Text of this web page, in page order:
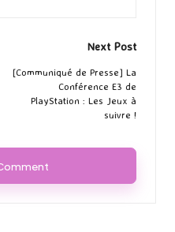
Next Post
[Communiqué de Presse] La
Conférence E3 de
PlayStation : Les Jeux à
suivre !